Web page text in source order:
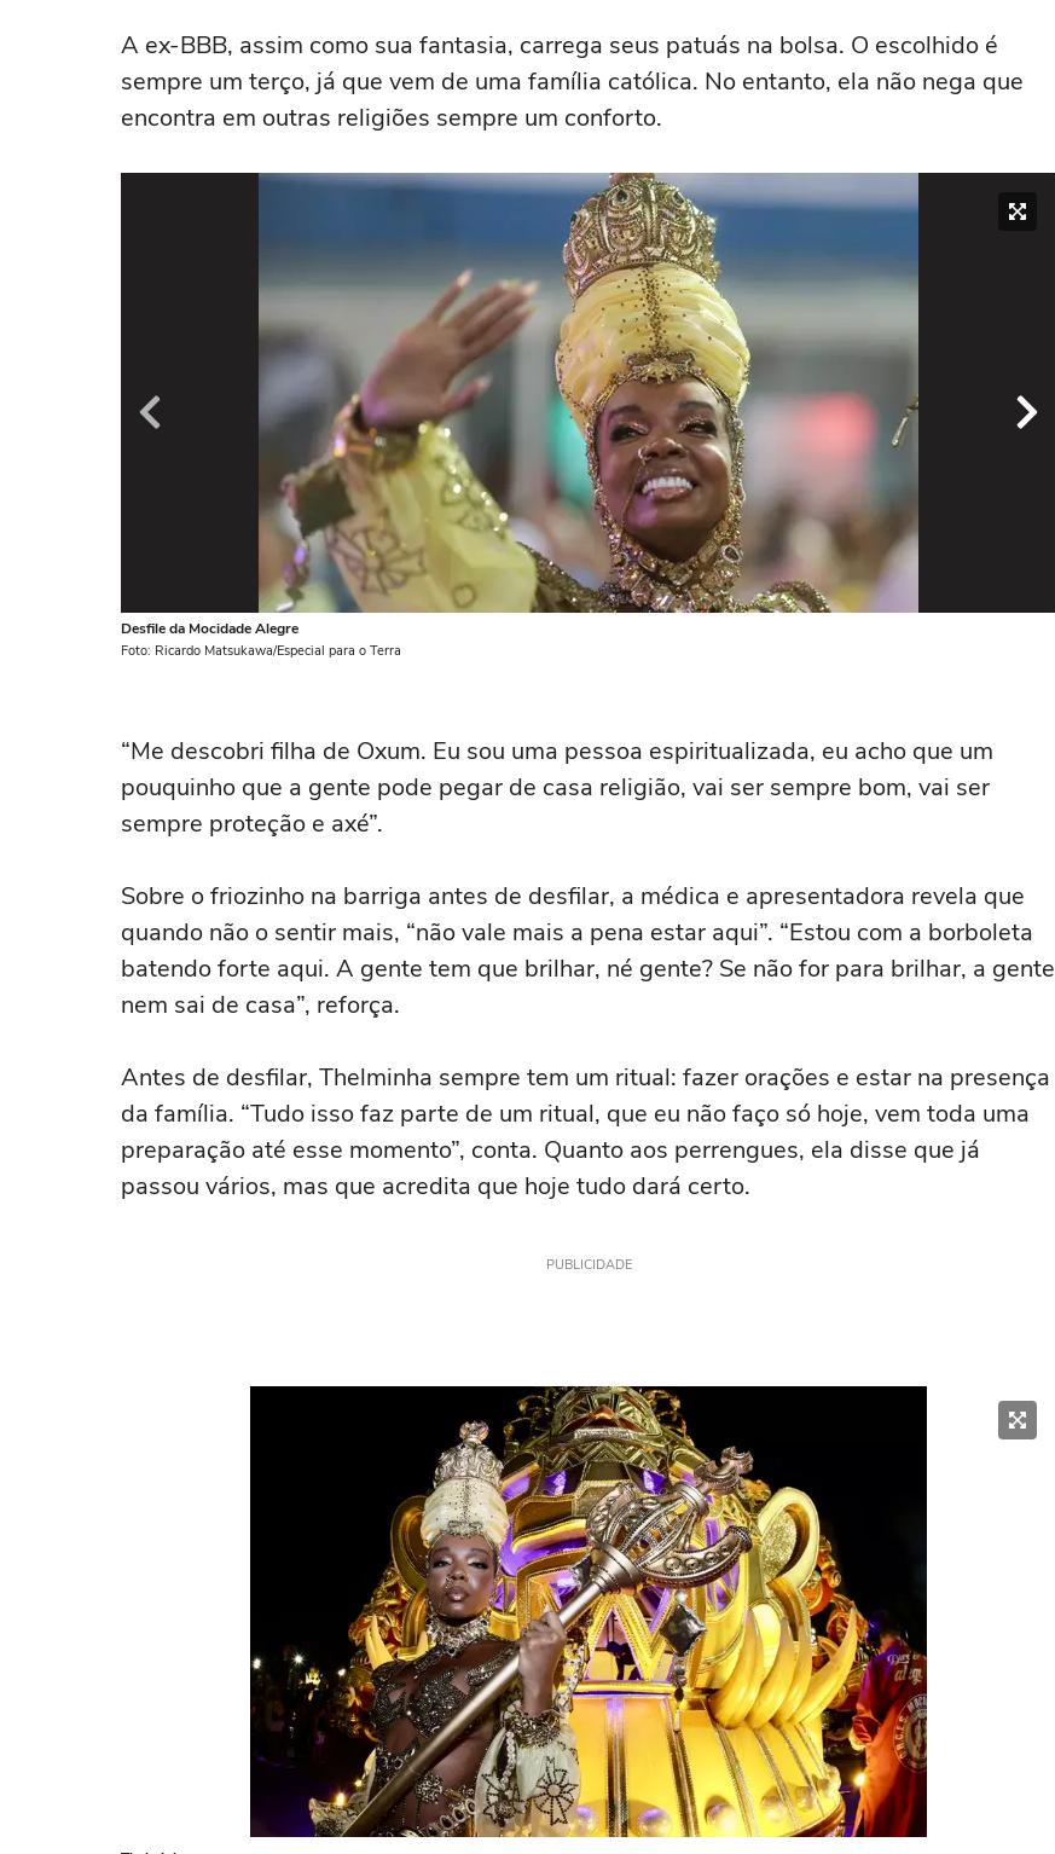
A ex-BBB, assim como sua fantasia, carrega seus patuás na bolsa. O escolhido é
sempre um terço, já que vem de uma família católica. No entanto, ela não nega que
encontra em outras religiões sempre um conforto.
Desfile da Mocidade Alegre
Foto: Ricardo Matsukawa/Especial para o Terra
“Me descobri filha de Oxum. Eu sou uma pessoa espiritualizada, eu acho que um
pouquinho que a gente pode pegar de casa religião, vai ser sempre bom, vai ser
sempre proteção e axé”.
Sobre o friozinho na barriga antes de desfilar, a médica e apresentadora revela que
quando não o sentir mais, “não vale mais a pena estar aqui”. “Estou com a borboleta
batendo forte aqui. A gente tem que brilhar, né gente? Se não for para brilhar, a gente
nem sai de casa”, reforça.
Antes de desfilar, Thelminha sempre tem um ritual: fazer orações e estar na presença
da família. “Tudo isso faz parte de um ritual, que eu não faço só hoje, vem toda uma
preparação até esse momento”, conta. Quanto aos perrengues, ela disse que já
passou vários, mas que acredita que hoje tudo dará certo.
PUBLICIDADE